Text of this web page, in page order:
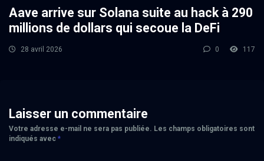
Aave arrive sur Solana suite au hack à 290
millions de dollars qui secoue la DeFi
28 avril 2026 0 117
Laisser un commentaire
Votre adresse e-mail ne sera pas publiée. Les champs obligatoires sont
indiqués avec *